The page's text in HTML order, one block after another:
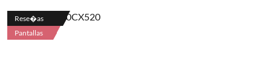
Rese�as
Pantallas